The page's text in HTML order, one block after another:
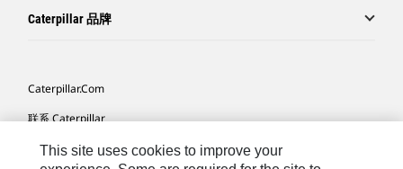
Caterpillar 品牌
Caterpillar.com
联系 Caterpillar
我的营销首选项
This site uses cookies to improve your